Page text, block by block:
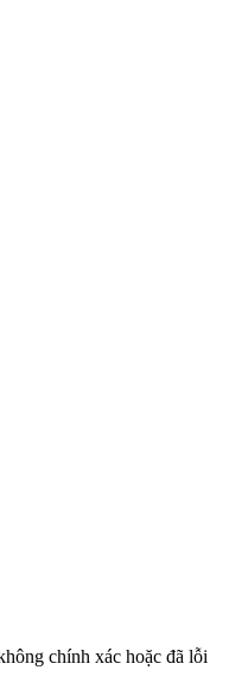
chính xác hoặc đã lỗi